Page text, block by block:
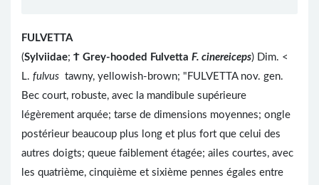
FULVETTA
(Sylviidae; Ϯ Grey-hooded Fulvetta F. cinereiceps) Dim. <
L. fulvus tawny, yellowish-brown; "FULVETTA nov. gen.
Bec court, robuste, avec la mandibule supérieure
légèrement arquée; tarse de dimensions moyennes; ongle
postérieur beaucoup plus long et plus fort que celui des
autres doigts; queue faiblement étagée; ailes courtes, avec
les quatrième, cinquième et sixième pennes égales entre